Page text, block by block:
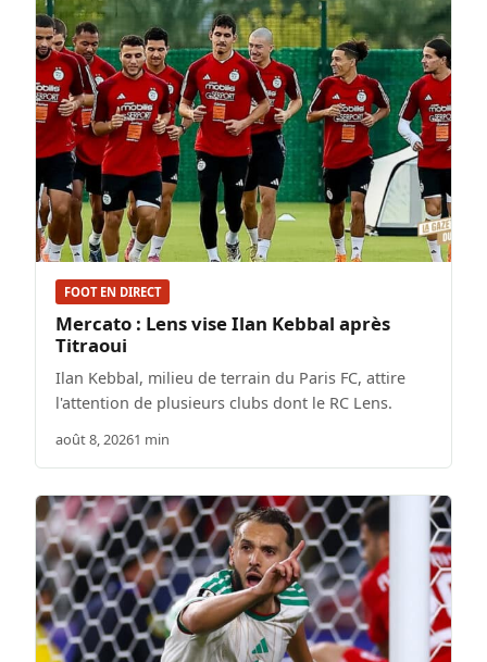
FOOT EN DIRECT
Mercato : Lens vise Ilan Kebbal après
Titraoui
Ilan Kebbal, milieu de terrain du Paris FC, attire
l'attention de plusieurs clubs dont le RC Lens.
août 8, 20261 min